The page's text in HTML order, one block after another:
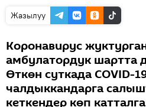
Жазылуу
Коронавирус
амбулатордук шартта
Өткөн суткада COVID-
чалдыккандарга
кеткендер көп